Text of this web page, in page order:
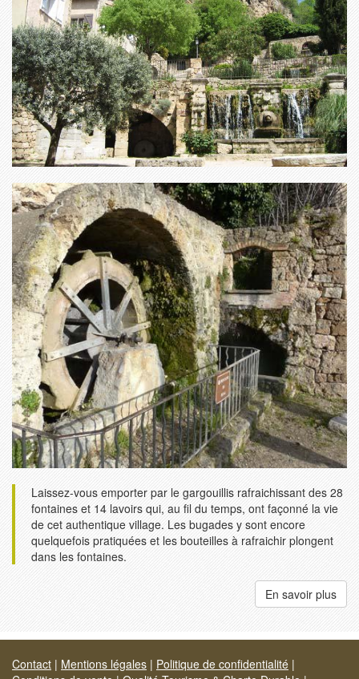
Laissez-vous emporter par le gargouillis rafraichissant des 28
fontaines et 14 lavoirs qui, au fil du temps, ont façonné la vie
de cet authentique village. Les bugades y sont encore
quelquefois pratiquées et les bouteilles à rafraichir plongent
dans les fontaines.
En savoir plus
Contact | Mentions légales | Politique de confidentialité |